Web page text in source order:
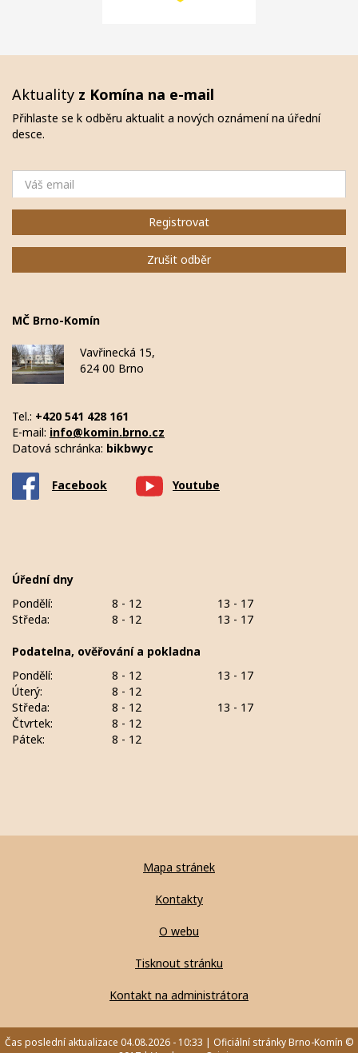
Aktuality z Komína na e-mail
Přihlaste se k odběru aktualit a nových oznámení na úřední
desce.
Registrovat
Zrušit odběr
MČ Brno-Komín
Vavřinecká 15,
624 00 Brno
Tel.: +420 541 428 161
E-mail: info@komin.brno.cz
Datová schránka: bikbwyc
Facebook Youtube
Úřední dny
Pondělí:
8 - 12
13 - 17
Středa:
8 - 12 13 - 17
Podatelna, ověřování a pokladna
Pondělí:
8 - 12
13 - 17
Úterý:
8 - 12
Středa:
8 - 12
13 - 17
Čtvrtek:
8 - 12
Pátek:
8 - 12
Mapa stránek
Kontakty
O webu
Tisknout stránku
Kontakt na administrátora
Čas poslední aktualizace 04.08.2026 - 10:33 | Oficiální stránky Brno-Komín ©